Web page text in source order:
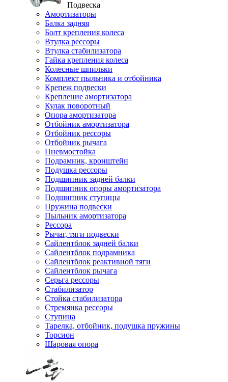
Подвеска
Амортизаторы
Балка задняя
Болт крепления колеса
Втулка рессоры
Втулка стабилизатора
Гайка крепления колеса
Колесные шпильки
Комплект пыльника и отбойника
Крепеж подвески
Крепление амортизатора
Кулак поворотный
Опора амортизатора
Отбойник амортизатора
Отбойник рессоры
Отбойник рычага
Пневмостойка
Подрамник, кронштейн
Подушка рессоры
Подшипник задней балки
Подшипник опоры амортизатора
Подшипник ступицы
Пружина подвески
Пыльник амортизатора
Рессора
Рычаг, тяги подвески
Сайлентблок задней балки
Сайлентблок подрамника
Сайлентблок реактивной тяги
Сайлентблок рычага
Серьга рессоры
Стабилизатор
Стойка стабилизатора
Стремянка рессоры
Ступица
Тарелка, отбойник, подушка пружины
Торсион
Шаровая опора